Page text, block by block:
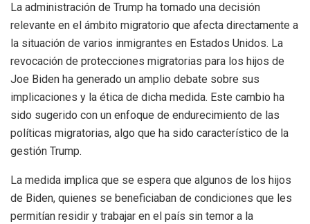
La administración de Trump ha tomado una decisión
relevante en el ámbito migratorio que afecta directamente a
la situación de varios inmigrantes en Estados Unidos. La
revocación de protecciones migratorias para los hijos de
Joe Biden ha generado un amplio debate sobre sus
implicaciones y la ética de dicha medida. Este cambio ha
sido sugerido con un enfoque de endurecimiento de las
políticas migratorias, algo que ha sido característico de la
gestión Trump.
La medida implica que se espera que algunos de los hijos
de Biden, quienes se beneficiaban de condiciones que les
permitían residir y trabajar en el país sin temor a la